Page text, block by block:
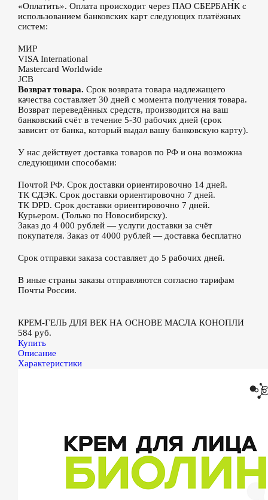
«Оплатить». Оплата происходит через ПАО СБЕРБАНК с
использованием банковских карт следующих платёжных
систем:
МИР
VISA International
Mastercard Worldwide
JCB
Возврат товара. Срок возврата товара надлежащего
качества составляет 30 дней с момента получения товара.
Возврат переведённых средств, производится на ваш
банковский счёт в течение 5-30 рабочих дней (срок
зависит от банка, который выдал вашу банковскую карту).
У нас действует доставка товаров по РФ и она возможна
следующими способами:
Почтой РФ. Срок доставки ориентировочно 14 дней.
ТК СДЭК. Срок доставки ориентировочно 7 дней.
ТК DPD. Срок доставки ориентировочно 7 дней.
Курьером. (Только по Новосибирску).
Заказ до 4 000 рублей — услуги доставки за счёт
покупателя. Заказ от 4000 рублей — доставка бесплатно
Срок отправки заказа составляет до 5 рабочих дней.
В иные страны заказы отправляются согласно тарифам
Почты России.
КРЕМ-ГЕЛЬ ДЛЯ ВЕК НА ОСНОВЕ МАСЛА КОНОПЛИ
584 руб.
Купить
Описание
Характеристики